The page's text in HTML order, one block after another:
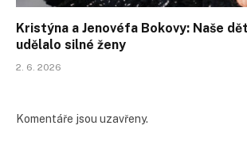
Kristýna a Jenovéfa Bokovy: Naše
udělalo silné ženy
2. 6. 2026
Komentáře jsou uzavřeny.